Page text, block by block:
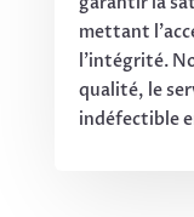
mettant
l’intégrité.
qualité, le
indéfectible